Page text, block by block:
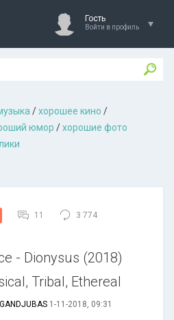
Гость
Войти в профиль
/хорошее кино /
юмор /хорошие фото
11 3 774
- Dionysus (2018)
Tribal, Ethereal
GANDJUBAS 1-11-2018, 09:31